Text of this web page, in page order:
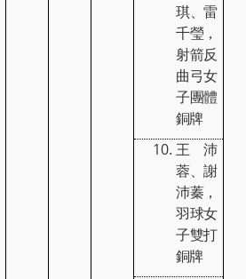
琪、雷
千瑩，
射箭反
曲弓女
子團體
銅牌
王沛
蓉、謝
沛蓁，
羽球女
子雙打
銅牌